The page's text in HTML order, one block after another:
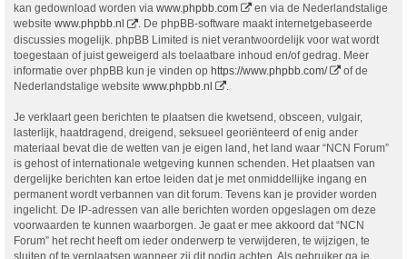
kan gedownload worden via www.phpbb.com
en via de Nederlandstalige
website www.phpbb.nl
. De phpBB-software maakt internetgebaseerde
discussies mogelijk. phpBB Limited is niet verantwoordelijk voor wat wordt
toegestaan of juist geweigerd als toelaatbare inhoud en/of gedrag. Meer
informatie over phpBB kun je vinden op https://www.phpbb.com/
of de
Nederlandstalige website www.phpbb.nl .
Je verklaart geen berichten te plaatsen die kwetsend, obsceen, vulgair,
lasterlijk, haatdragend, dreigend, seksueel georiënteerd of enig ander
materiaal bevat die de wetten van je eigen land, het land waar “NCN Forum”
is gehost of internationale wetgeving kunnen schenden. Het plaatsen van
dergelijke berichten kan ertoe leiden dat je met onmiddellijke ingang en
permanent wordt verbannen van dit forum. Tevens kan je provider worden
ingelicht. De IP-adressen van alle berichten worden opgeslagen om deze
voorwaarden te kunnen waarborgen. Je gaat er mee akkoord dat “NCN
Forum” het recht heeft om ieder onderwerp te verwijderen, te wijzigen, te